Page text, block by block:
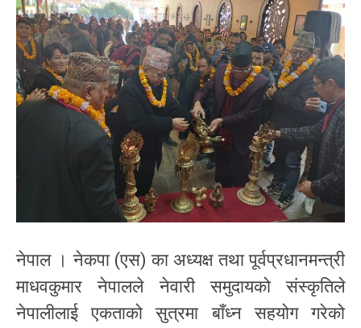
नेपाल । नेकपा (एस) का अध्यक्ष तथा पूर्वप्रधानमन्त्री
माधवकुमार नेपालले नेवारी समुदायको संस्कृतिले
नेपालीलाई एकताको सुत्रमा बाँध्न सहयोग गरेको